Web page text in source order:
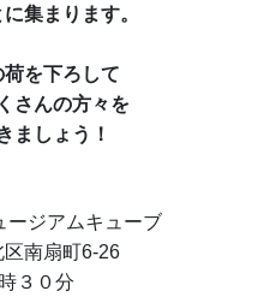
集まります。
を下ろして
さんの方々を
ましょう！
ジアムキューブ
南扇町6-26
３０分